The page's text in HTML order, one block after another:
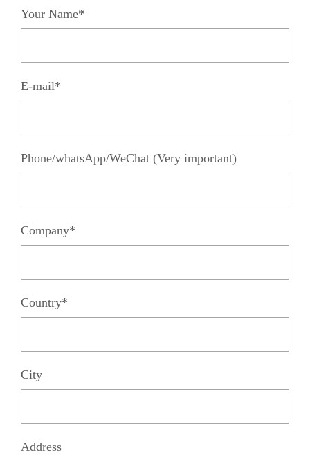
Your Name*
E-mail*
Phone/whatsApp/WeChat (Very important)
Company*
Country*
City
Address